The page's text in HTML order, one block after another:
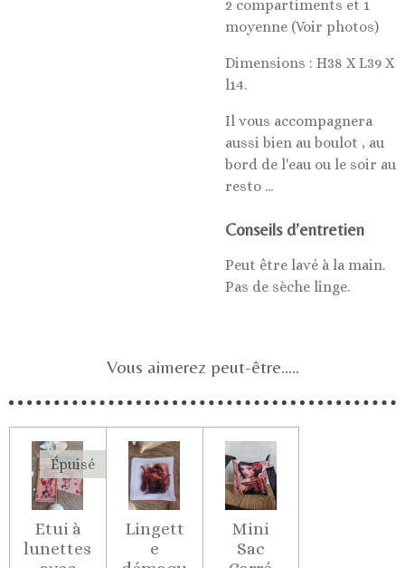
2 compartiments et 1
moyenne (Voir photos)
Dimensions : H38 X L39 X
l14.
Il vous accompagnera
aussi bien au boulot , au
bord de l'eau ou le soir au
resto ...
Conseils d’entretien
Peut être lavé à la main.
Pas de sèche linge.
Vous aimerez peut-être.....
Épuisé
Etui à
lunettes
Lingett
e
Mini
Sac